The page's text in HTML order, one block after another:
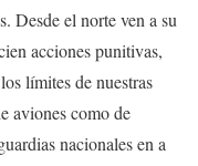
Desde el norte ven a su
acciones punitivas,
límites de nuestras
aviones como de
nacionales en a